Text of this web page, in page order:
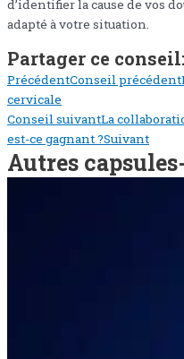
d’identifier la cause de vos
adapté à votre situation.
Partager ce conseil:
PrécédentConseil précédent
cervicale
Conseil suivantLa
est-ce gagnant ?Suivant
Autres